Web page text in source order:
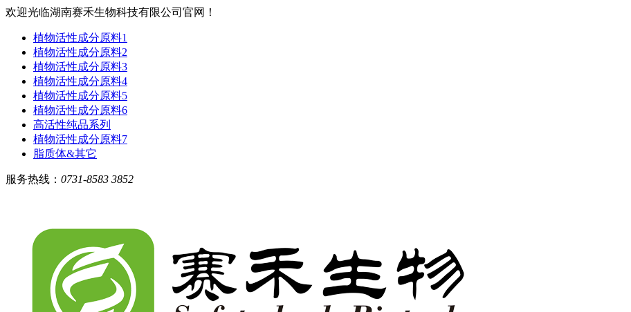
欢迎光临湖南赛禾生物科技有限公司官网！
植物活性成分原料1
植物活性成分原料2
植物活性成分原料3
植物活性成分原料4
植物活性成分原料5
植物活性成分原料6
高活性纯品系列
植物活性成分原料7
脂质体&其它
服务热线： 0731-8583 3852